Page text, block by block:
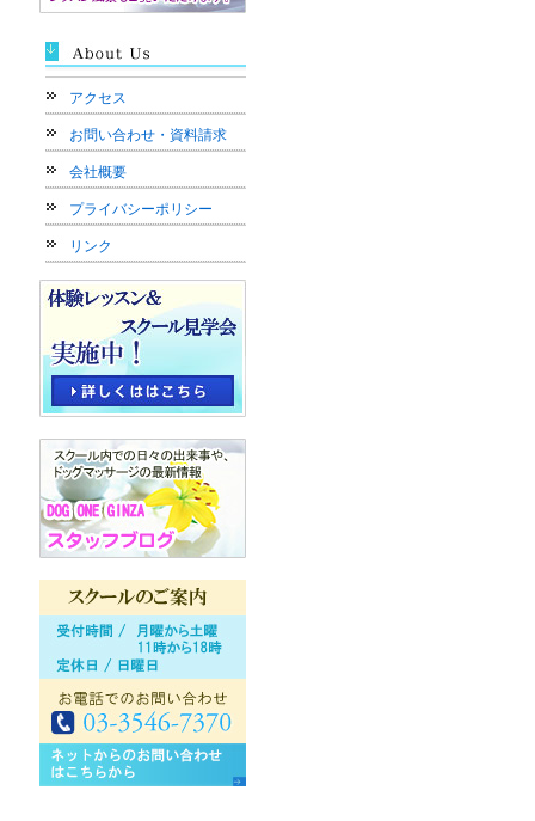
アクセス
お問い合わせ・資料請求
会社概要
プライバシーポリシー
リンク